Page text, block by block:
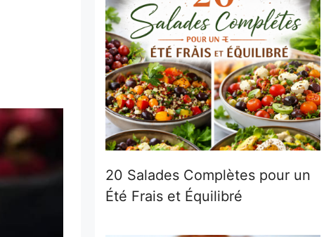
20 Salades Complètes pour un
Été Frais et Équilibré